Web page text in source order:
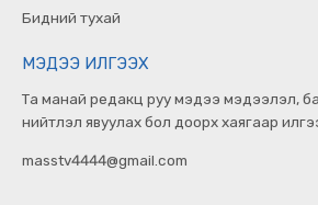
Бидний тухай
МЭДЭЭ ИЛГЭЭХ
Та манай редакц руу мэдээ мэдээлэл,
нийтлэл явуулах бол доорх хаягаар
masstv4444@gmail.com